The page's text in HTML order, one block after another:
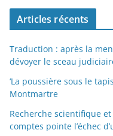
Articles récents
Traduction : après la
dévoyer le sceau
‘La poussière sous le
Montmartre
Recherche scientifique
comptes pointe l’échec